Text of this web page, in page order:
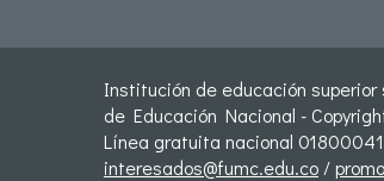
Institución de educación
de Educación Nacional -
Línea gratuita nacional
interesados@fumc.edu.co /